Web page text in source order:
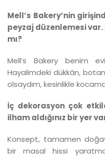
Mell’s Bakery’nin
peyzaj düzenlemesi
mı?
Mell’s Bakery benim
Hayalimdeki dükkân,
olsaydım, kesinlikle
İç dekorasyon çok
ilham aldığınız bir yer
Konsept, tamamen
bir masal hissi